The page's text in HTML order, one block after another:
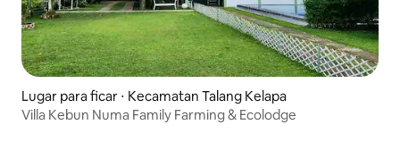
Lugar para ficar ⋅ Kecamatan Talang Kelapa
Villa Kebun Numa Family Farming & Ecolodge